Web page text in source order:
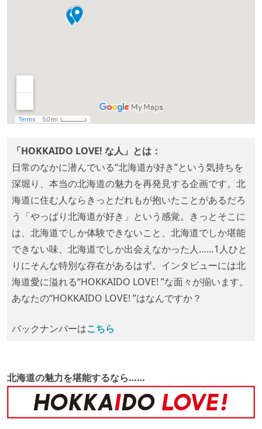
「HOKKAIDO LOVE! な人」とは：
日常のなかに潜んでいる“北海道が好き”という気持ちを
深堀り、本当の北海道の魅力を再発見する企画です。北
海道に住む人ならきっとだれもが抱いたことがあるだろ
う「やっぱり北海道が好き」という感覚。きっとそこに
は、北海道でしか体験できないこと、北海道でしか堪能
できない味、北海道でしか出会えなかった人……1人ひと
りにそんな特別な存在があるはず。インタビューには北
海道愛に溢れる“HOKKAIDO LOVE! ”な面々が揃います。
あなたの“HOKKAIDO LOVE! ”はなんですか？
バックナンバーはこちら
北海道の魅力を堪能するなら……